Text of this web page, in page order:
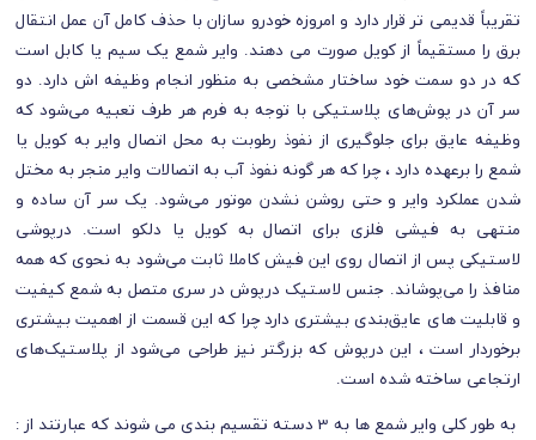
تقریباً قدیمی‌ تر قرار دارد و امروزه خودرو سازان با حذف کامل آن عمل انتقال
برق را مستقیماً از کویل صورت می‌ دهند. وایر شمع یک سیم یا کابل است
که در دو سمت خود ساختار مشخصی به منظور انجام وظیفه‌ اش دارد. دو
سر آن در پوش‌های پلاستیکی با توجه به فرم هر طرف تعبیه می‌شود که
وظیفه‌ عایق برای جلوگیری از نفوذ رطوبت به محل اتصال وایر به کویل یا
شمع را برعهده دارد ، چرا که هر گونه نفوذ آب به اتصالات وایر منجر به مختل
شدن عملکرد وایر و حتی روشن نشدن موتور می‌شود. یک سر آن ساده و
منتهی به فیشی فلزی برای اتصال به کویل یا دلکو است. درپوشی
لاستیکی پس از اتصال روی این فیش کاملا ثابت می‌شود به نحوی که همه‌
منافذ را می‌پوشاند. جنس لاستیک درپوش در سری متصل به شمع کیفیت
و قابلیت‌ های عایق‌بندی بیشتری دارد چرا که این قسمت از اهمیت بیشتری
برخوردار است ، این درپوش که بزرگتر نیز طراحی می‌شود از پلاستیک‌های
ارتجاعی ساخته شده است.
به طور کلی وایر شمع ها به 3 دسته تقسیم بندی می شوند که عبارتند از :